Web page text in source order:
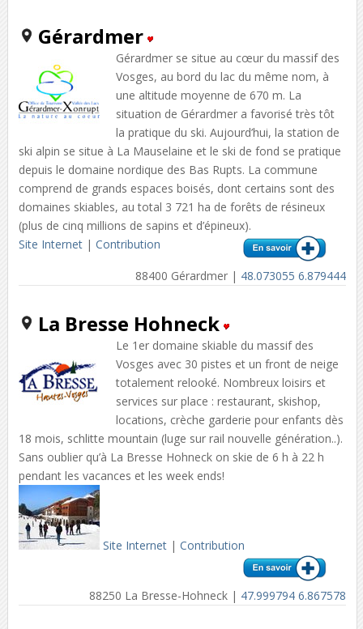
Gérardmer
Gérardmer se situe au cœur du massif des
Vosges, au bord du lac du même nom, à
une altitude moyenne de 670 m. La
situation de Gérardmer a favorisé très tôt
la pratique du ski. Aujourd’hui, la station de
ski alpin se situe à La Mauselaine et le ski de fond se pratique
depuis le domaine nordique des Bas Rupts. La commune
comprend de grands espaces boisés, dont certains sont des
domaines skiables, au total 3 721 ha de forêts de résineux
(plus de cinq millions de sapins et d’épineux).
Site Internet| Contribution
88400 Gérardmer | 48.073055 6.879444
La Bresse Hohneck
Le 1er domaine skiable du massif des
Vosges avec 30 pistes et un front de neige
totalement relooké. Nombreux loisirs et
services sur place : restaurant, skishop,
locations, crèche garderie pour enfants dès
18 mois, schlitte mountain (luge sur rail nouvelle génération..).
Sans oublier qu’à La Bresse Hohneck on skie de 6 h à 22 h
pendant les vacances et les week ends!
Site Internet| Contribution
88250 La Bresse-Hohneck | 47.999794 6.867578